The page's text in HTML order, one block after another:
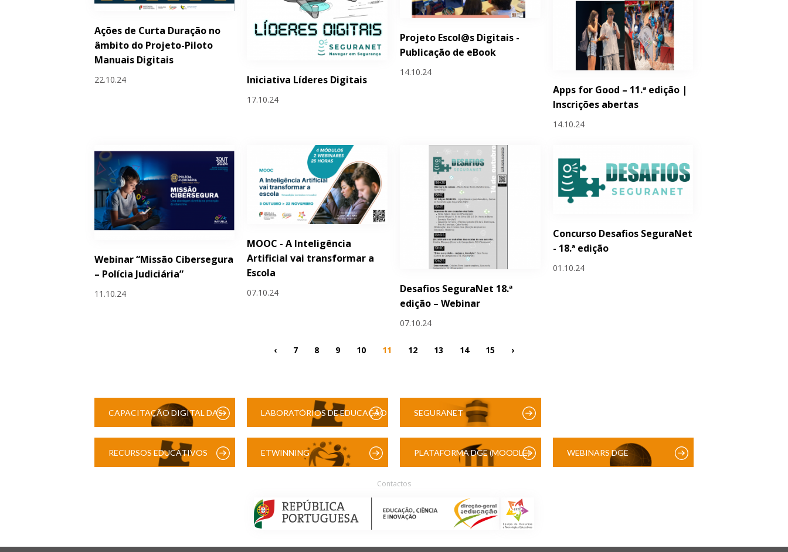
Ações de Curta Duração no
âmbito do Projeto-Piloto
Manuais Digitais
22.10.24 Iniciativa Líderes Digitais
17.10.24
Projeto Escol@s Digitais -
Publicação de eBook
14.10.24
Apps for Good – 11.ª edição |
Inscrições abertas
14.10.24
Webinar “Missão Cibersegura
– Polícia Judiciária”
11.10.24
MOOC - A Inteligência
Artificial vai transformar a
Escola
07.10.24
Desafios SeguraNet 18.ª
edição – Webinar
07.10.24
Concurso Desafios SeguraNet
- 18.ª edição
01.10.24
‹ 7 8 9 10 11 12 13 14 15 ›
CAPACITAÇÃO DIGITAL DAS LABORATÓRIOS DE EDUCAÇÃO SEGURANET
RECURSOS EDUCATIVOS ETWINNING PLATAFORMA DGE (MOODLE) WEBINARS DGE
Contactos